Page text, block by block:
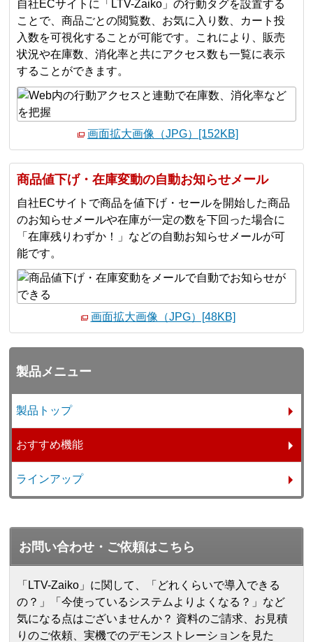
自社ECサイトに「LTV-Zaiko」の行動タグを設置する
ことで、商品ごとの閲覧数、お気に入り数、カート投
入数を可視化することが可能です。これにより、販売
状況や在庫数、消化率と共にアクセス数も一覧に表示
することができます。
画面拡大画像（JPG）[152KB]
商品値下げ・在庫変動の自動お知らせメール
自社ECサイトで商品を値下げ・セールを開始した商品
のお知らせメールや在庫が一定の数を下回った場合に
「在庫残りわずか！」などの自動お知らせメールが可
能です。
画面拡大画像（JPG）[48KB]
製品メニュー
製品トップ
おすすめ機能
ラインアップ
お問い合わせ・ご依頼はこちら
「LTV-Zaiko」に関して、「どれくらいで導入できる
の？」「今使っているシステムよりよくなる？」など
気になる点はございませんか？ 資料のご請求、お見積
りのご依頼、実機でのデモンストレーションを見た